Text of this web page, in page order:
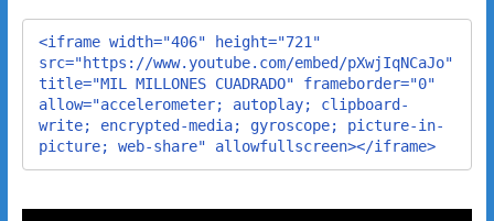
<iframe width="406" height="721"
src="https://www.youtube.com/embed/pXwjIqNCaJo"
title="MIL MILLONES CUADRADO" frameborder="0"
allow="accelerometer; autoplay; clipboard-
write; encrypted-media; gyroscope; picture-in-
picture; web-share" allowfullscreen></iframe>